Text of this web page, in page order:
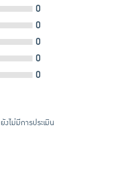
0
0
0
0
0
ยังไม่มีการประเมิน